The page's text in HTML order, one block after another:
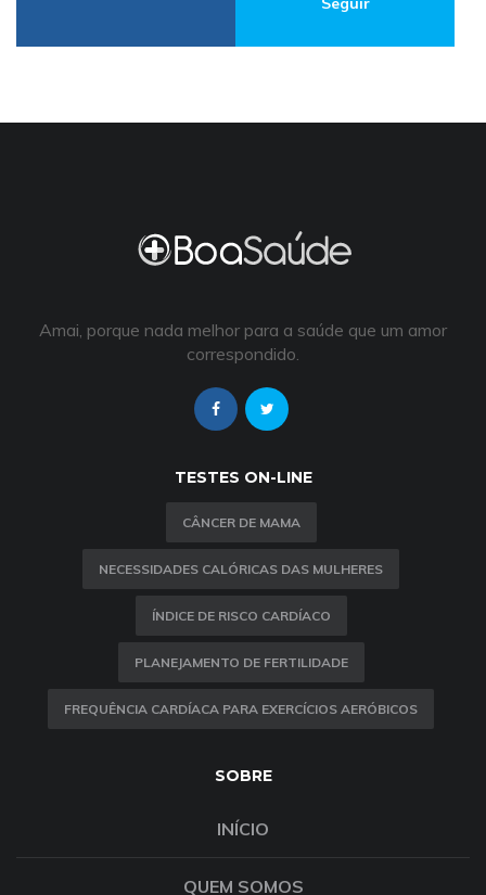
Amai, porque nada melhor para a saúde que um amor
correspondido.
TESTES ON-LINE
CÂNCER DE MAMA
NECESSIDADES CALÓRICAS DAS MULHERES
ÍNDICE DE RISCO CARDÍACO
PLANEJAMENTO DE FERTILIDADE
FREQUÊNCIA CARDÍACA PARA EXERCÍCIOS AERÓBICOS
SOBRE
INÍCIO
QUEM SOMOS